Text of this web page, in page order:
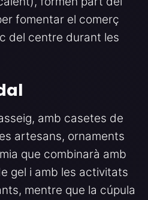
fomentar el comerç
del centre durant les
amb casetes de
artesans, ornaments
que combinarà amb
gel i amb les activitats
mentre que la cúpula